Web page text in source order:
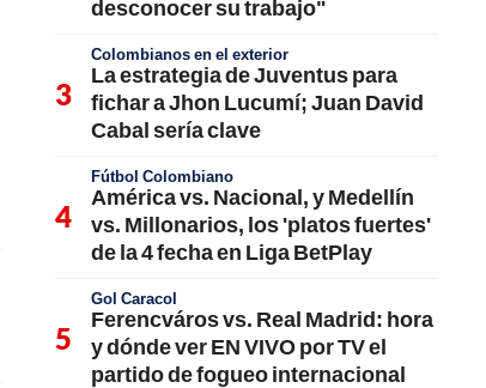
desconocer su trabajo"
Colombianos en el exterior
La estrategia de Juventus para
fichar a Jhon Lucumí; Juan David
Cabal sería clave
Fútbol Colombiano
América vs. Nacional, y Medellín
vs. Millonarios, los 'platos fuertes'
de la 4 fecha en Liga BetPlay
Gol Caracol
Ferencváros vs. Real Madrid: hora
y dónde ver EN VIVO por TV el
partido de fogueo internacional